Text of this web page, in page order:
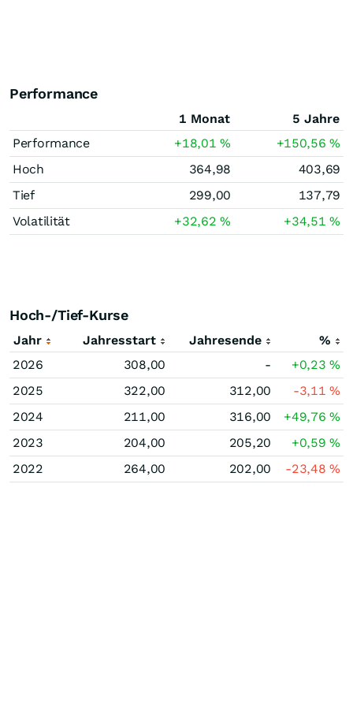
Performance
1 Monat
5 Jahre
Performance
+18,01% +150,56%
Hoch
364,98
403,69
Tief
299,00
137,79
Volatilität
+32,62% +34,51%
Hoch-/Tief-Kurse
Jahr Jahresstart Jahresende
%
2026
308,00 - +0,23%
2025
322,00 312,00 -3,11%
2024
211,00 316,00 +49,76%
2023
204,00 205,20 +0,59%
2022
264,00 202,00 -23,48%